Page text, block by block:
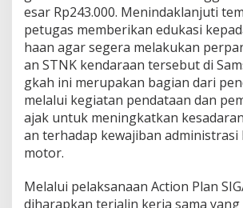
esar Rp243.000. Menindaklanjuti
petugas memberikan edukasi
haan agar segera melakukan
an STNK kendaraan tersebut di
gkah ini merupakan bagian dari
melalui kegiatan pendataan dan
ajak untuk meningkatkan
an terhadap kewajiban
motor.
Melalui pelaksanaan Action Plan
diharapkan terjalin kerja sama yang